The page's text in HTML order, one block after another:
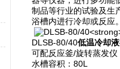
制品等行业的试验及生
浴槽内进行冷却或反应
DLSB-80/40低温冷却
可配反应釜/旋转蒸发仪
水槽容积：80L